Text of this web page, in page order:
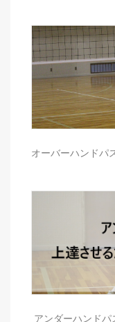
オーバーハンドパ
アンダーハンド